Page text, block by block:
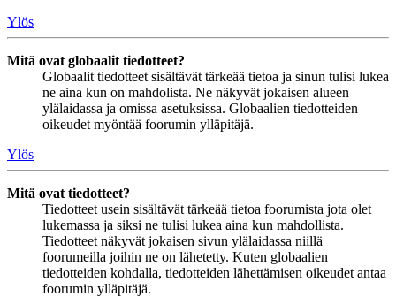
Ylös
Mitä ovat globaalit tiedotteet?
Globaalit tiedotteet sisältävät tärkeää tietoa ja sinun tulisi lukea
ne aina kun on mahdolista. Ne näkyvät jokaisen alueen
ylälaidassa ja omissa asetuksissa. Globaalien tiedotteiden
oikeudet myöntää foorumin ylläpitäjä.
Ylös
Mitä ovat tiedotteet?
Tiedotteet usein sisältävät tärkeää tietoa foorumista jota olet
lukemassa ja siksi ne tulisi lukea aina kun mahdollista.
Tiedotteet näkyvät jokaisen sivun ylälaidassa niillä
foorumeilla joihin ne on lähetetty. Kuten globaalien
tiedotteiden kohdalla, tiedotteiden lähettämisen oikeudet antaa
foorumin ylläpitäjä.